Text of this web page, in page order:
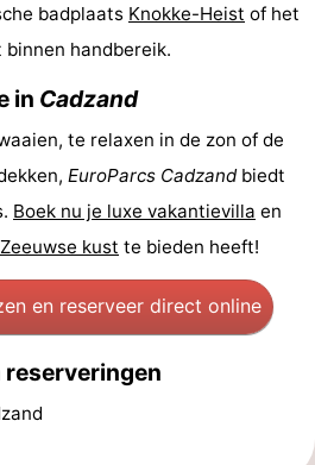
badplaats Knokke-Heist of het
binnen handbereik.
in Cadzand
te relaxen in de zon of de
EuroParcs Cadzandbiedt
Boek nu je luxe vakantievilla en
kust te bieden heeft!
en reserveer direct online